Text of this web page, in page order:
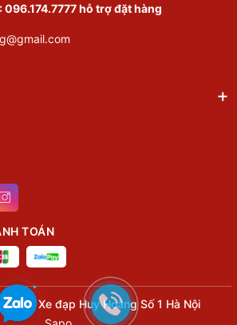
096.174.7777 hỗ trợ đặt hàng
TOÁN
vềXe đạp Huy Hoàng Số 1 Hà Nội